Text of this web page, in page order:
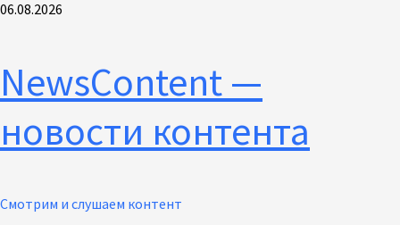
Перейти
06.08.2026
NewsContent —
новости контента
Смотрим и слушаем контент